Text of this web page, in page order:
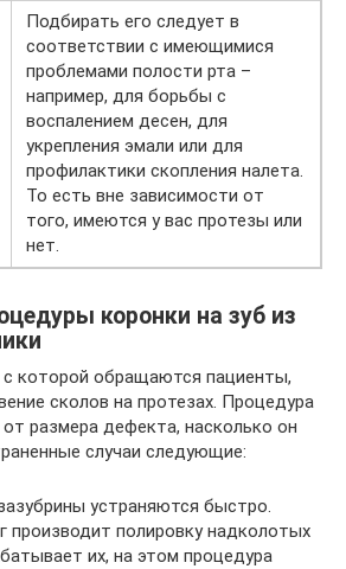
Подбирать его следует в
соответствии с имеющимися
проблемами полости рта –
например, для борьбы с
воспалением десен, для
укрепления эмали или для
профилактики скопления налета.
То есть вне зависимости от
того, имеются у вас протезы или
нет.
коронки на зуб из
которой обращаются пациенты,
сколов на протезах. Процедура
размера дефекта, насколько он
случаи следующие:
устраняются быстро.
производит полировку надколотых
их, на этом процедура